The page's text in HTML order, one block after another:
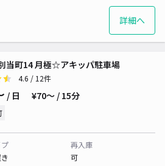
詳細へ
当町14 月極☆アキッパ駐車場
4.6 / 12件
/ 日 ¥70〜 / 15分
再入庫
可